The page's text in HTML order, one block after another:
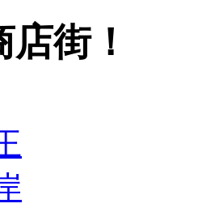
街！